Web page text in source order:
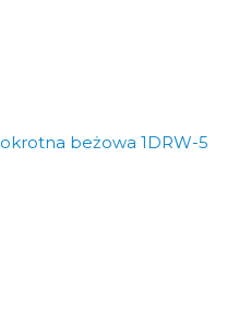
beżowa 1DRW-5